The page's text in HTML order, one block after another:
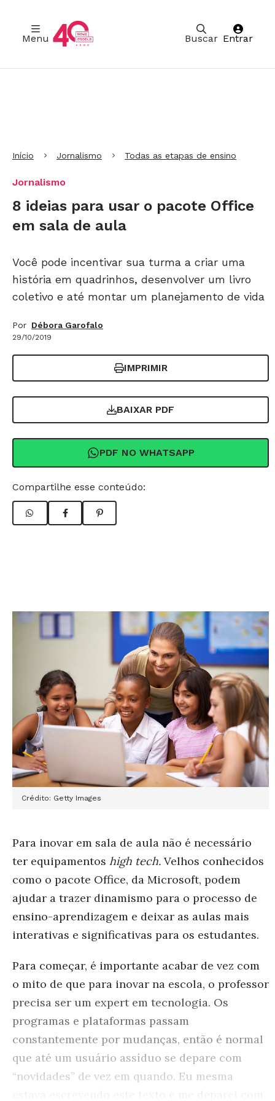
Buscar
Menu Entrar
Início Jornalismo Todas as etapas de ensino
Jornalismo
8 ideias para usar o pacote Office
em sala de aula
Você pode incentivar sua turma a criar uma
história em quadrinhos, desenvolver um livro
coletivo e até montar um planejamento de vida
Por Débora Garofalo
29/10/2019
IMPRIMIR
BAIXAR PDF
PDF NO WHATSAPP
Compartilhe esse conteúdo:
Crédito: Getty Images
Para inovar em sala de aula não é necessário
ter equipamentos high tech. Velhos conhecidos
como o pacote Office, da Microsoft, podem
ajudar a trazer dinamismo para o processo de
ensino-aprendizagem e deixar as aulas mais
interativas e significativas para os estudantes.
Para começar, é importante acabar de vez com
o mito de que para inovar na escola, o professor
precisa ser um expert em tecnologia. Os
programas e plataformas passam
constantemente por mudanças, então é normal
que até um usuário assíduo se depare com
“novidades” de vez em quando. Eu mesma